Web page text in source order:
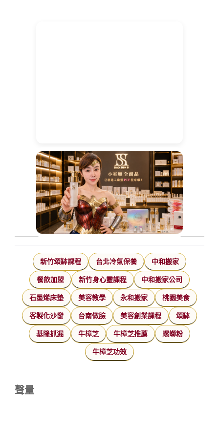
新竹頌缽課程 台北冷氣保養 中和搬家
餐飲加盟 新竹身心靈課程 中和搬家公司
石墨烯床墊 美容教學 永和搬家 桃園美食
客製化沙發 台南做臉 美容創業課程 頌缽
基隆抓漏 牛樟芝 牛樟芝推薦 螺螄粉
牛樟芝功效
聲量